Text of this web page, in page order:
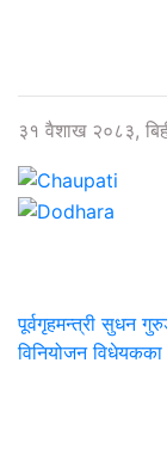
३१ वैशाख २०८३,
पूर्वगृहमन्त्री सुधन
विनियोजन विधेयकका